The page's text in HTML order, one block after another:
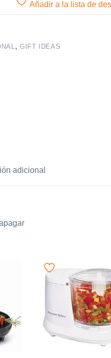
Añadir a la lista de
, GIFT IDEAS
adicional